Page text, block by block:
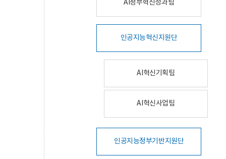
AI정부혁신성과팀
인공지능혁신지원단
AI혁신기획팀
AI혁신사업팀
인공지능정부기반지원단